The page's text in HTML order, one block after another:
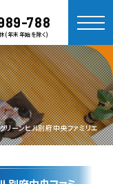
788
年末年始を除く)
ーンヒル別府中央ファミリエ